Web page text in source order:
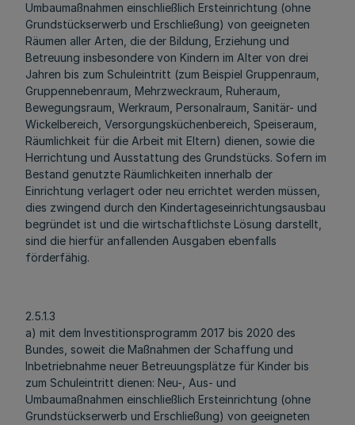
Umbaumaßnahmen einschließlich Ersteinrichtung (ohne
Grundstückserwerb und Erschließung) von geeigneten
Räumen aller Arten, die der Bildung, Erziehung und
Betreuung insbesondere von Kindern im Alter von drei
Jahren bis zum Schuleintritt (zum Beispiel Gruppenraum,
Gruppennebenraum, Mehrzweckraum, Ruheraum,
Bewegungsraum, Werkraum, Personalraum, Sanitär- und
Wickelbereich, Versorgungsküchenbereich, Speiseraum,
Räumlichkeit für die Arbeit mit Eltern) dienen, sowie die
Herrichtung und Ausstattung des Grundstücks. Sofern im
Bestand genutzte Räumlichkeiten innerhalb der
Einrichtung verlagert oder neu errichtet werden müssen,
dies zwingend durch den Kindertageseinrichtungsausbau
begründet ist und die wirtschaftlichste Lösung darstellt,
sind die hierfür anfallenden Ausgaben ebenfalls
förderfähig.
2.5.1.3
a) mit dem Investitionsprogramm 2017 bis 2020 des
Bundes, soweit die Maßnahmen der Schaffung und
Inbetriebnahme neuer Betreuungsplätze für Kinder bis
zum Schuleintritt dienen: Neu-, Aus- und
Umbaumaßnahmen einschließlich Ersteinrichtung (ohne
Grundstückserwerb und Erschließung) von geeigneten